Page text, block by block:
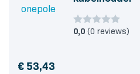
0,0 (0 reviews)
€ 53,43